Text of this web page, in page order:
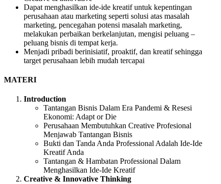
Dapat menghasilkan ide-ide kreatif untuk kepentingan
perusahaan atau marketing seperti solusi atas masalah
marketing, pencegahan potensi masalah marketing,
melakukan perbaikan berkelanjutan, mengisi peluang –
peluang bisnis di tempat kerja.
Menjadi pribadi berinisiatif, proaktif, dan kreatif sehingga
target perusahaan lebih mudah tercapai
MATERI
Introduction
Tantangan Bisnis Dalam Era Pandemi & Resesi
Ekonomi: Adapt or Die
Perusahaan Membutuhkan Creative Profesional
Menjawab Tantangan Bisnis
Bukti dan Tanda Anda Professional Adalah Ide-Ide
Kreatif Anda
Tantangan & Hambatan Professional Dalam
Menghasilkan Ide-Ide Kreatif
Creative & Innovative Thinking